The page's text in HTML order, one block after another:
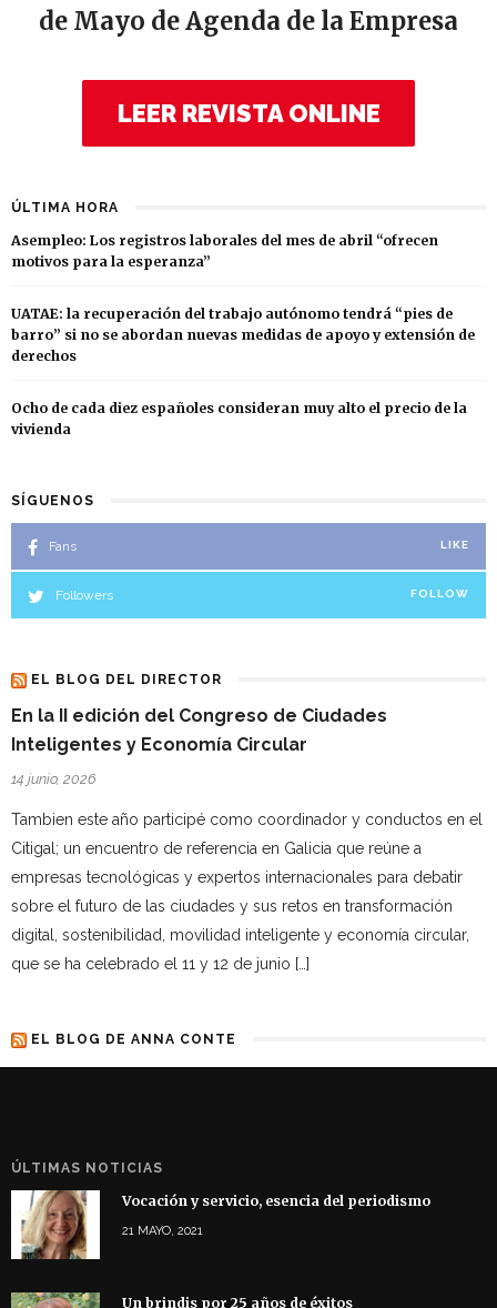
de Mayo de Agenda de la Empresa
LEER REVISTA ONLINE
ÚLTIMA HORA
Asempleo: Los registros laborales del mes de abril “ofrecen
motivos para la esperanza”
UATAE: la recuperación del trabajo autónomo tendrá “pies de
barro” si no se abordan nuevas medidas de apoyo y extensión de
derechos
Ocho de cada diez españoles consideran muy alto el precio de la
vivienda
SÍGUENOS
Fans LIKE
Followers FOLLOW
EL BLOG DEL DIRECTOR
En la II edición del Congreso de Ciudades
Inteligentes y Economía Circular
14 junio, 2026
Tambien este año participé como coordinador y conductos en el
Citigal; un encuentro de referencia en Galicia que reúne a
empresas tecnológicas y expertos internacionales para debatir
sobre el futuro de las ciudades y sus retos en transformación
digital, sostenibilidad, movilidad inteligente y economía circular,
que se ha celebrado el 11 y 12 de junio […]
EL BLOG DE ANNA CONTE
ÚLTIMAS NOTICIAS
Vocación y servicio, esencia del periodismo
21 MAYO, 2021
Un brindis por 25 años de éxitos